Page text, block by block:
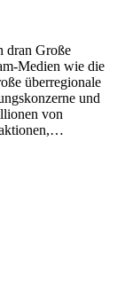
dran Große
Medien wie die
überregionale
und
von